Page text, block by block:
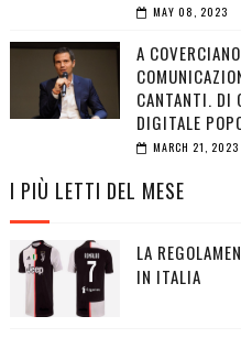
MAY 08, 2023
A
CANTANTI. DI
DIGITALE
MARCH 21, 2023
I PIÙ LETTI DEL MESE
LA
IN ITALIA